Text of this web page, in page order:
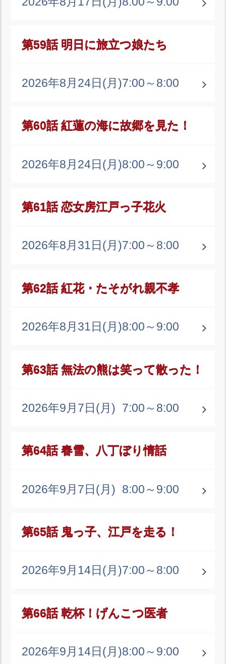
第59話 明日に旅立つ娘たち
2026年8月24日(月)7:00～8:00
第60話 紅蓮の海に故郷を見た！
2026年8月24日(月)8:00～9:00
第61話 恋女房江戸っ子花火
2026年8月31日(月)7:00～8:00
第62話 紅花・たそがれ親不孝
2026年8月31日(月)8:00～9:00
第63話 無法の熊は笑って散った！
2026年9月7日(月) 7:00～8:00
第64話 春雪、八丁ぼり情話
2026年9月7日(月) 8:00～9:00
第65話 鬼っ子、江戸を走る！
2026年9月14日(月)7:00～8:00
第66話 乾杯！げんこつ医者
2026年9月14日(月)8:00～9:00